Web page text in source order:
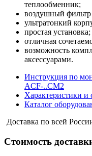
теплообменник;
воздушный фильтр
ультратонкий
простая установка;
отличная
возможность
аксессуарами.
Инструкция по
ACF-..CM2
Характеристики и
Каталог
Доставка по всей
Стоимость